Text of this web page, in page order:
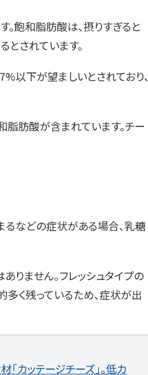
飽和脂肪酸は、摂りすぎると
とされています。
以下が望ましいとされており、
肪酸が含まれています。チー
るなどの症状がある場合、乳糖
りません。フレッシュタイプの
多く残っているため、症状が出
「カッテージチーズ」。低カ